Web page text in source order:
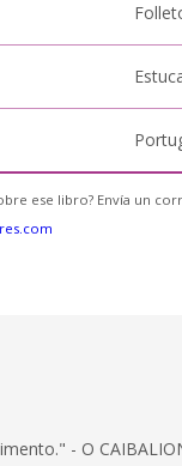
ese libro? Envía un
- O